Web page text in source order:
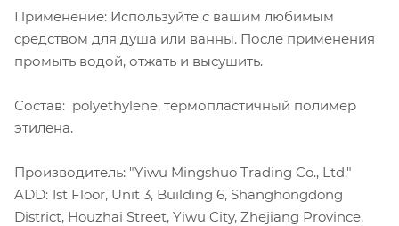
Применение: Используйте с вашим любимым
средством для душа или ванны. После применения
промыть водой, отжать и высушить.
Состав: polyethylene, термопластичный полимер
этилена.
Производитель: "Yiwu Mingshuo Trading Co., Ltd."
ADD: 1st Floor, Unit 3, Building 6, Shanghongdong
District, Houzhai Street, Yiwu City, Zhejiang Province,